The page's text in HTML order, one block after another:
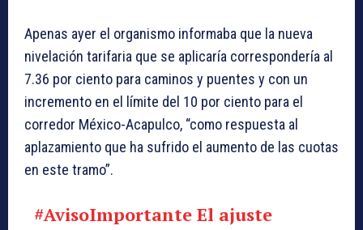
Apenas ayer el organismo informaba que la nueva
nivelación tarifaria que se aplicaría correspondería al
7.36 por ciento para caminos y puentes y con un
incremento en el límite del 10 por ciento para el
corredor México-Acapulco, “como respuesta al
aplazamiento que ha sufrido el aumento de las cuotas
en este tramo”.
#AvisoImportanteEl ajuste